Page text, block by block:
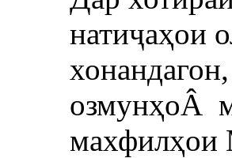
натиҷаҳои
озмунҳоÂ
махфилҳои